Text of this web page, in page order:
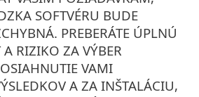
SOFTVÉRU BUDE
PREBERÁTE ÚPLNÚ
RIZIKO ZA VÝBER
VAMI
A ZA INŠTALÁCIU,